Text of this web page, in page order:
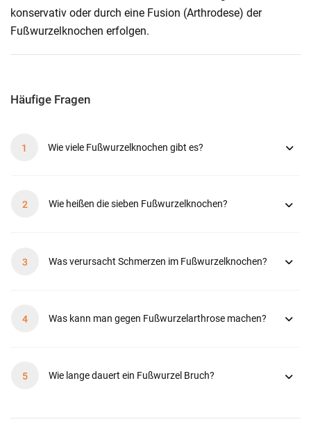
konservativ oder durch eine Fusion (Arthrodese) der
Fußwurzelknochen erfolgen.
Häufige Fragen
Wie viele Fußwurzelknochen gibt es?
Wie heißen die sieben Fußwurzelknochen?
Was verursacht Schmerzen im Fußwurzelknochen?
Was kann man gegen Fußwurzelarthrose machen?
Wie lange dauert ein Fußwurzel Bruch?